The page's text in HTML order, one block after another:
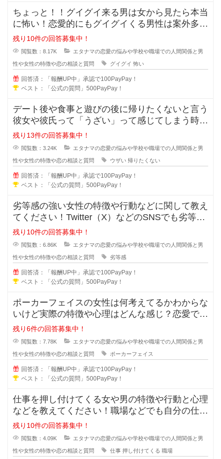
ちょっと！！グイグイ来る男は女から見たら本当
に怖い！恋愛的にもグイグイくる男性は案外多い
かもしれませんが、どの様な特徴が
残り10件の回答募集中！
閲覧数：8.17K エタナマの恋愛の悩みや学校や職場での人間関係と男
性や女性の特徴や恋の相談と質問 グイグイ 怖い
回答済：「報酬UP中」承認で100PayPay！
ベスト：「公式の質問」500PayPay！
デート後や食事と遊びの後に帰りたくないと言う
彼女や彼氏って「うざい」って感じてしまう時が
ありますよね？帰りたくないと言う
残り13件の回答募集中！
閲覧数：3.24K エタナマの恋愛の悩みや学校や職場での人間関係と男
性や女性の特徴や恋の相談と質問 ウザい 帰りたくない
回答済：「報酬UP中」承認で100PayPay！
ベスト：「公式の質問」500PayPay！
劣等感の強い女性の特徴や行動などに関して教え
てください！Twitter（X）などのSNSでも劣等感
が強い女性っていますよ
残り10件の回答募集中！
閲覧数：6.86K エタナマの恋愛の悩みや学校や職場での人間関係と男
性や女性の特徴や恋の相談と質問 劣等感
回答済：「報酬UP中」承認で100PayPay！
ベスト：「公式の質問」500PayPay！
ポーカーフェイスの女性は何考えてるかわからな
いけど実際の特徴や心理はどんな感じ？恋愛では
ポーカーフェイスの女性ってモテる
残り6件の回答募集中！
閲覧数：7.78K エタナマの恋愛の悩みや学校や職場での人間関係と男
性や女性の特徴や恋の相談と質問 ポーカーフェイス
回答済：「報酬UP中」承認で100PayPay！
ベスト：「公式の質問」500PayPay！
仕事を押し付けてくる女や男の特徴や行動と心理
などを教えてください！職場などでも自分の仕事
なのに人に押し付けてくる人ってい
残り10件の回答募集中！
閲覧数：4.09K エタナマの恋愛の悩みや学校や職場での人間関係と男
性や女性の特徴や恋の相談と質問 仕事 押し付けてくる 職場